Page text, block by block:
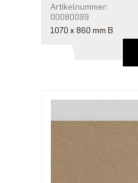
Artikelnummer:
00080099
1070 x 860 mm B